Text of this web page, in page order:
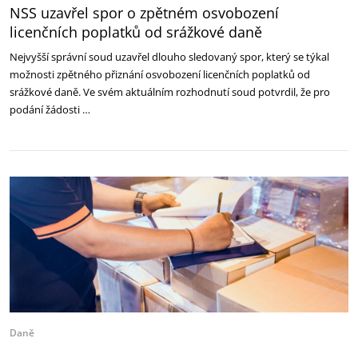
NSS uzavřel spor o zpětném osvobození
licenčních poplatků od srážkové daně
Nejvyšší správní soud uzavřel dlouho sledovaný spor, který se týkal
možnosti zpětného přiznání osvobození licenčních poplatků od
srážkové daně. Ve svém aktuálním rozhodnutí soud potvrdil, že pro
podání žádosti …
Daně